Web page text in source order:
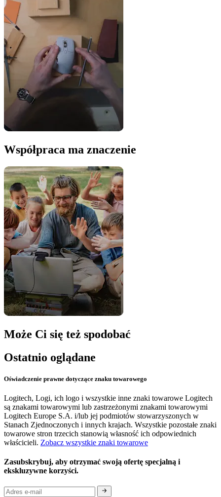
Współpraca ma znaczenie
Może Ci się też spodobać
Ostatnio oglądane
Oświadczenie prawne dotyczące znaku towarowego
Logitech, Logi, ich logo i wszystkie inne znaki towarowe Logitech
są znakami towarowymi lub zastrzeżonymi znakami towarowymi
Logitech Europe S.A. i/lub jej podmiotów stowarzyszonych w
Stanach Zjednoczonych i innych krajach. Wszystkie pozostałe znaki
towarowe stron trzecich stanowią własność ich odpowiednich
właścicieli. Zobacz wszystkie znaki towarowe
Zasubskrybuj, aby otrzymać swoją ofertę specjalną i
ekskluzywne korzyści.